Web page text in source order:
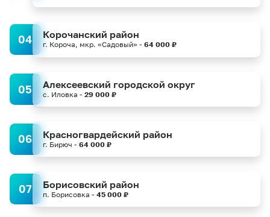
04 Корочанский район
г. Короча, мкр. «Садовый» -64 000 ₽
05 Алексеевский городской округ
с. Иловка -29 000 ₽
06 Красногвардейский район
г. Бирюч -64 000 ₽
07 Борисовский район
п. Борисовка -45 000 ₽